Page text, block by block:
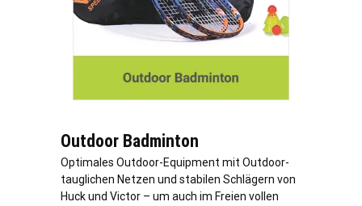
Outdoor Badminton
Optimales Outdoor-Equipment mit Outdoor-
tauglichen Netzen und stabilen Schlägern von
Huck und Victor – um auch im Freien vollen